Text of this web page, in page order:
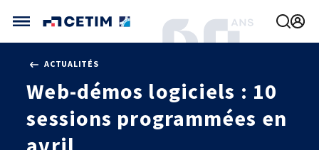
CETIM FRANCE
FRANCE (ACTUEL)
INTERNATIONAL
AGENDA
ACTUALITÉS
CETIM INFOS
ACTUALITÉS
Web-démos logiciels : 10
sessions programmées en